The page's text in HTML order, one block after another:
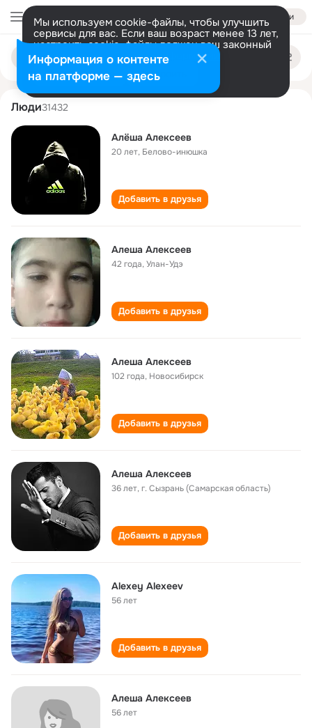
Войти
Мы используем cookie-файлы, чтобы улучшить
сервисы для вас. Если ваш возраст менее 13 лет,
настроить cookie-файлы должен ваш законный
представитель. Больше информации
Разрешить все Настроить
Поиск
людям
alyosha alekseev
Люди31432
Алёша Алексеев
20 лет, Белово-инюшка
Добавить в друзья
Алеша Алексеев
42 года,Улан-Удэ
Добавить в друзья
Алеша Алексеев
102 года, Новосибирск
Добавить в друзья
Алеша Алексеев
36 лет,г. Сызрань (Самарская область)
Добавить в друзья
Alexey Alexeev
56 лет
Добавить в друзья
Алеша Алексеев
56 лет
Информация о контенте
на платформе — здесь